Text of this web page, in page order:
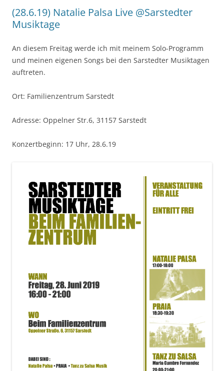
(28.6.19) Natalie Palsa Live @Sarstedter
Musiktage
An diesem Freitag werde ich mit meinem Solo-Programm
und meinen eigenen Songs bei den Sarstedter Musiktagen
auftreten.
Ort: Familienzentrum Sarstedt
Adresse: Oppelner Str.6, 31157 Sarstedt
Konzertbeginn: 17 Uhr, 28.6.19